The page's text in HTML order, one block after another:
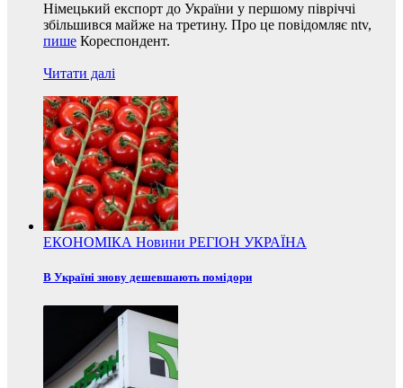
Німецький експорт до України у першому півріччі
збільшився майже на третину. Про це повідомляє ntv,
пише Кореспондент.
Читати далі
ЕКОНОМІКА Новини РЕГІОН УКРАЇНА
В Україні знову дешевшають помідори